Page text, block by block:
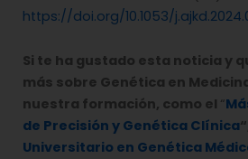
https://doi.org/10.1053/
Si te ha gustado esta noticia y
más sobre Genética en
nuestra formación, como el “
de Precisión y Genética Clínica
Universitario en Genética